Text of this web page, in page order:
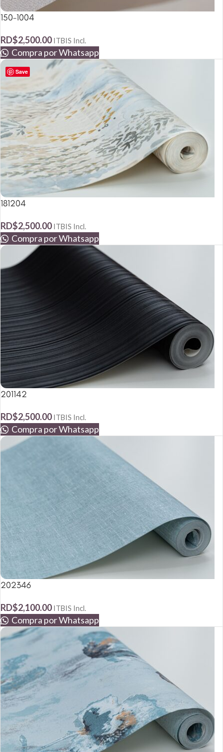
150-1004
RD$2,500.00 ITBIS Incl.
Compra por Whatsapp
Save
181204
RD$2,500.00 ITBIS Incl.
Compra por Whatsapp
201142
RD$2,500.00 ITBIS Incl.
Compra por Whatsapp
202346
RD$2,100.00 ITBIS Incl.
Compra por Whatsapp